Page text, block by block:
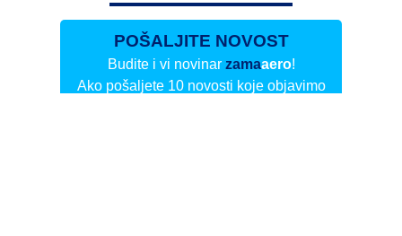
POŠALJITE NOVOST
Budite i vi novinar zamaaero!
Ako pošaljete 10 novosti koje objavimo